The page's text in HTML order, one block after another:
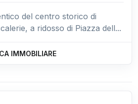
del centro storico di
a ridosso di Piazza dell...
IMMOBILIARE